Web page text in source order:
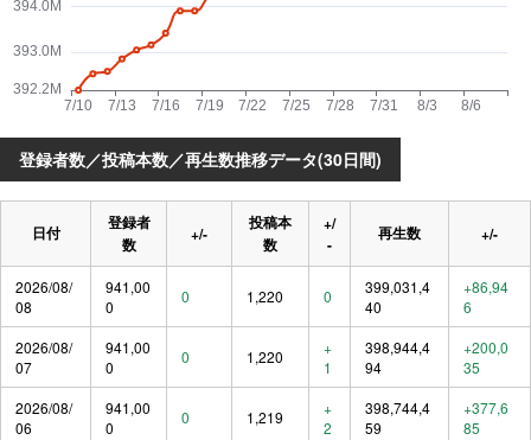
登録者数／投稿本数／再生数推移データ(30日間)
日付
登録者
数
+/-
投稿本
数
+/
-
再生数 +/-
2026/08/
08
941,00
0
0 1,220 0
399,031,4
40
+86,94
6
2026/08/
07
941,00
0
0 1,220
+
1
398,944,4
94
+200,0
35
2026/08/
06
941,00
0
0 1,219
+
2
398,744,4
59
+377,6
85